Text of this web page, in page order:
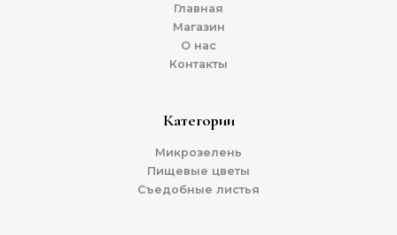
Главная
Магазин
О нас
Контакты
Категории
Микрозелень
Пищевые цветы
Съедобные листья